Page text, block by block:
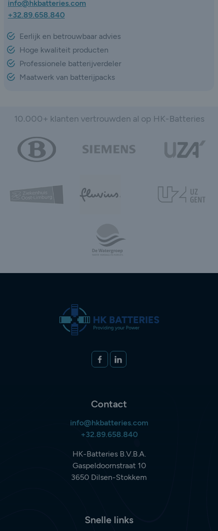
info@hkbatteries.com
+32.89.658.840
Eerlijk en betrouwbaar advies
Hoge kwaliteit producten
Professionele batterijverdeler
Maatwerk van batterijpacks
10.000+ klanten vertrouwden al op HK-Batteries
Volg ons op
FACEBOOKLINKEDIN
Contact
info@hkbatteries.com
+32.89.658.840
HK-Batteries B.V.B.A.
Gaspeldoornstraat 10
3650 Dilsen-Stokkem
Snelle links